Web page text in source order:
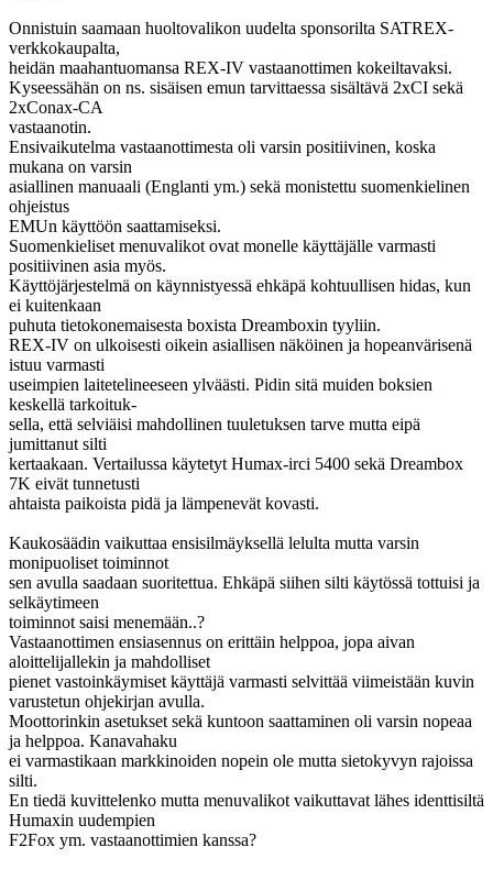
Onnistuin saamaan huoltovalikon uudelta sponsorilta SATREX-
verkkokaupalta,
heidän maahantuomansa REX-IV vastaanottimen kokeiltavaksi.
Kyseessähän on ns. sisäisen emun tarvittaessa sisältävä 2xCI sekä
2xConax-CA
vastaanotin.
Ensivaikutelma vastaanottimesta oli varsin positiivinen, koska
mukana on varsin
asiallinen manuaali (Englanti ym.) sekä monistettu suomenkielinen
ohjeistus
EMUn käyttöön saattamiseksi.
Suomenkieliset menuvalikot ovat monelle käyttäjälle varmasti
positiivinen asia myös.
Käyttöjärjestelmä on käynnistyessä ehkäpä kohtuullisen hidas, kun
ei kuitenkaan
puhuta tietokonemaisesta boxista Dreamboxin tyyliin.
REX-IV on ulkoisesti oikein asiallisen näköinen ja hopeanvärisenä
istuu varmasti
useimpien laitetelineeseen ylväästi. Pidin sitä muiden boksien
keskellä tarkoituk-
sella, että selviäisi mahdollinen tuuletuksen tarve mutta eipä
jumittanut silti
kertaakaan. Vertailussa käytetyt Humax-irci 5400 sekä Dreambox
7K eivät tunnetusti
ahtaista paikoista pidä ja lämpenevät kovasti.
Kaukosäädin vaikuttaa ensisilmäyksellä lelulta mutta varsin
monipuoliset toiminnot
sen avulla saadaan suoritettua. Ehkäpä siihen silti käytössä tottuisi ja
selkäytimeen
toiminnot saisi menemään..?
Vastaanottimen ensiasennus on erittäin helppoa, jopa aivan
aloittelijallekin ja mahdolliset
pienet vastoinkäymiset käyttäjä varmasti selvittää viimeistään kuvin
varustetun ohjekirjan avulla.
Moottorinkin asetukset sekä kuntoon saattaminen oli varsin nopeaa
ja helppoa. Kanavahaku
ei varmastikaan markkinoiden nopein ole mutta sietokyvyn rajoissa
silti.
En tiedä kuvittelenko mutta menuvalikot vaikuttavat lähes identtisiltä
Humaxin uudempien
F2Fox ym. vastaanottimien kanssa?